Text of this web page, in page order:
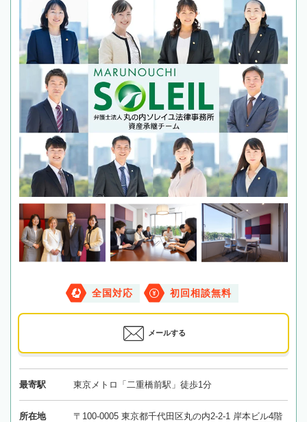
全国対応 初回相談無料
メールする
最寄駅 東京メトロ「二重橋前駅」徒歩1分
所在地 〒100-0005 東京都千代田区丸の内2-2-1 岸本ビル4階